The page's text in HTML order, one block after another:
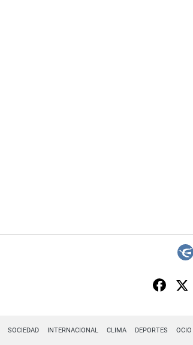
SOCIEDAD INTERNACIONAL CLIMA DEPORTES OCIO